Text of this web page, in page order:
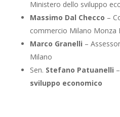
Ministero dello sviluppo
Massimo Dal Checco –
commercio Milano Monza
Marco Granelli –
Milano
Sen. Stefano Patuanelli –
sviluppo economico